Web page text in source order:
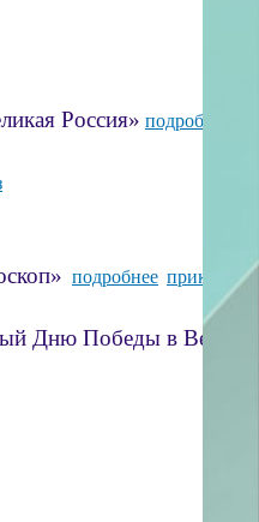
Россия» подробнее
подробнее приказ
Дню Победы в